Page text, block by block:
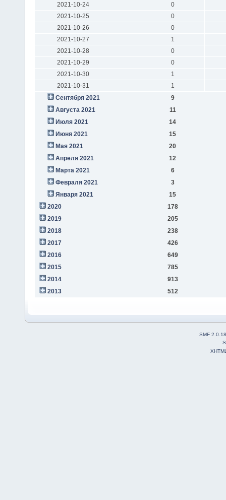
2021-10-24
0
2021-10-25
0
2021-10-26
0
2021-10-27
1
2021-10-28
0
2021-10-29
0
2021-10-30
1
2021-10-31
1
Сентября 2021
9
Августа 2021
11
Июля 2021
14
Июня 2021
15
Мая 2021
20
Апреля 2021
12
Марта 2021
6
Февраля 2021
3
Января 2021
15
2020
178
2019
205
2018
238
2017
426
2016
649
2015
785
2014
913
2013
512
SMF 2.0.18